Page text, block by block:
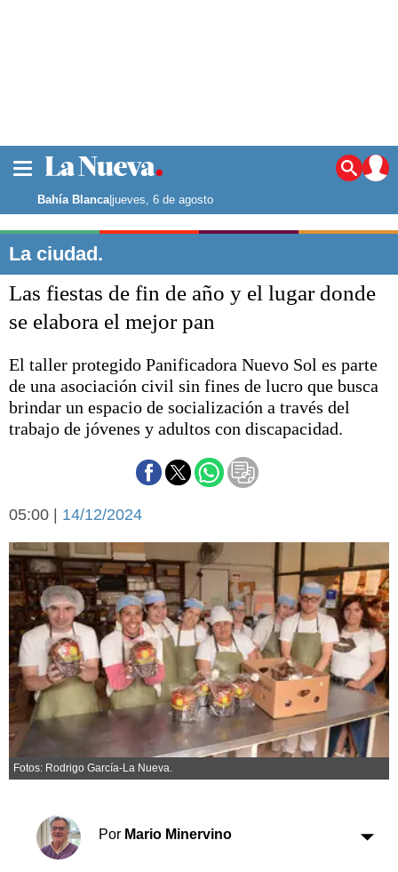
Noticias
La ciudad
Punta Alta
El mundo
Opinión
Deportes
Escenario Olímpico
Liga del Sur
Básquetbol
Fútbol
Federal A
Aplausos
Con el campo
Espacio empresas
Sociedad y tiempo
libre
Sociedad
Tecnología
Turismo
Salud
Es viral
El tiempo
Cartón Lleno
Fúnebres
Horóscopo
Suplementos
Bahía Blanca|jueves, 6 de agosto
La ciudad.
Las fiestas de fin de año y el lugar donde
se elabora el mejor pan
El taller protegido Panificadora Nuevo Sol es parte
de una asociación civil sin fines de lucro que busca
brindar un espacio de socialización a través del
trabajo de jóvenes y adultos con discapacidad.
05:00 | 14/12/2024
Fotos: Rodrigo García-La Nueva.
Por Mario Minervino